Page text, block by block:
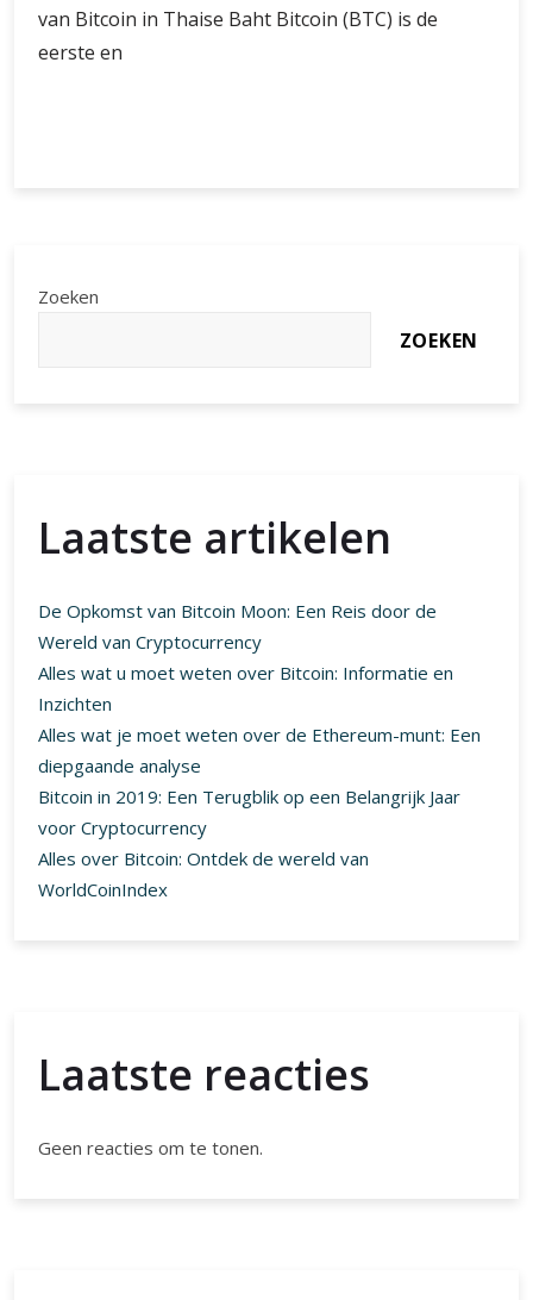
van Bitcoin in Thaise Baht Bitcoin (BTC) is de
eerste en
Zoeken
ZOEKEN
Laatste artikelen
De Opkomst van Bitcoin Moon: Een Reis door de
Wereld van Cryptocurrency
Alles wat u moet weten over Bitcoin: Informatie en
Inzichten
Alles wat je moet weten over de Ethereum-munt: Een
diepgaande analyse
Bitcoin in 2019: Een Terugblik op een Belangrijk Jaar
voor Cryptocurrency
Alles over Bitcoin: Ontdek de wereld van
WorldCoinIndex
Laatste reacties
Geen reacties om te tonen.